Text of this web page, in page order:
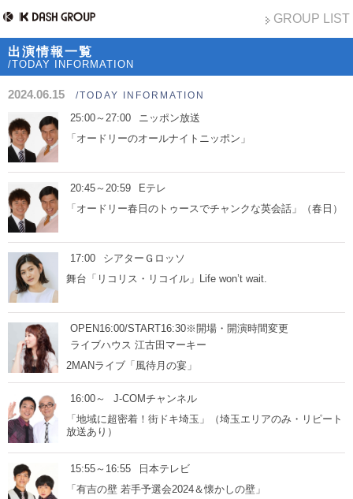
GROUP LIST
出演情報一覧
/TODAY INFORMATION
2024.06.15 /TODAY INFORMATION
25:00～27:00
ニッポン放送
「オードリーのオールナイトニッポン」
20:45～20:59
Eテレ
「オードリー春日のトゥースでチャンクな英会話」（春日）
17:00
シアターＧロッソ
舞台「リコリス・リコイル」Life won’t wait.
OPEN16:00/START16:30※開場・開演時間変更
ライブハウス 江古田マーキー
2MANライブ「風待月の宴」
16:00～
J-COMチャンネル
「地域に超密着！街ドキ埼玉」（埼玉エリアのみ・リピート
放送あり）
15:55～16:55
日本テレビ
「有吉の壁 若手予選会2024＆懐かしの壁」